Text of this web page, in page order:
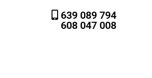
639 089 794
608 047 008